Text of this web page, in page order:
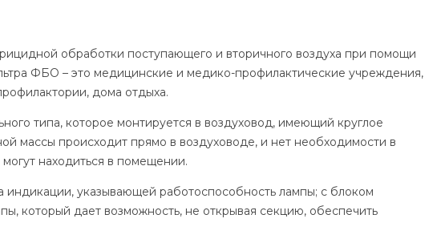
обработки поступающего и вторичного воздуха при помощи
ФБО – это медицинские и медико-профилактические учреждения,
дома отдыха.
типа, которое монтируется в воздуховод, имеющий круглое
массы происходит прямо в воздуховоде, и нет необходимости в
находиться в помещении.
указывающей работоспособность лампы; с блоком
который дает возможность, не открывая секцию, обеспечить